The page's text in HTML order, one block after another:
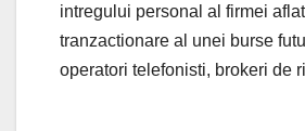
intregului personal al firmei
tranzactionare al unei burse
operatori telefonisti, brokeri de